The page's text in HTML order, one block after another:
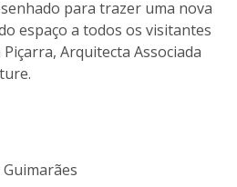
para trazer uma nova
espaço a todos os visitantes
Arquitecta Associada